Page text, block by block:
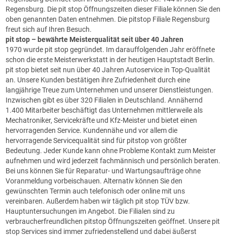
Regensburg. Die pit stop Öffnungszeiten dieser Filiale können Sie den
oben genannten Daten entnehmen. Die pitstop Filiale Regensburg
freut sich auf Ihren Besuch.
pit stop – bewährte Meisterqualität seit über 40 Jahren
1970 wurde pit stop gegründet. Im darauffolgenden Jahr eröffnete
schon die erste Meisterwerkstatt in der heutigen Hauptstadt Berlin.
pit stop bietet seit nun über 40 Jahren Autoservice in Top-Qualität
an. Unsere Kunden bestätigen ihre Zufriedenheit durch eine
langjährige Treue zum Unternehmen und unserer Dienstleistungen.
Inzwischen gibt es über 320 Filialen in Deutschland. Annähernd
1.400 Mitarbeiter beschäftigt das Unternehmen mittlerweile als
Mechatroniker, Servicekräfte und Kfz-Meister und bietet einen
hervorragenden Service. Kundennähe und vor allem die
hervorragende Servicequalität sind für pitstop von größter
Bedeutung. Jeder Kunde kann ohne Probleme Kontakt zum Meister
aufnehmen und wird jederzeit fachmännisch und persönlich beraten.
Bei uns können Sie für Reparatur- und Wartungsaufträge ohne
Voranmeldung vorbeischauen. Alternativ können Sie den
gewünschten Termin auch telefonisch oder online mit uns
vereinbaren. Außerdem haben wir täglich pit stop TÜV bzw.
Hauptuntersuchungen im Angebot. Die Filialen sind zu
verbraucherfreundlichen pitstop Öffnungszeiten geöffnet. Unsere pit
stop Services sind immer zufriedenstellend und dabei äußerst